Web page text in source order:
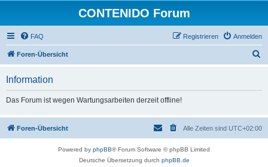
CONTENIDO Forum
FAQ Anmelden
Registrieren
Foren-Übersicht
Information
Das Forum ist wegen Wartungsarbeiten derzeit offline!
Foren-Übersicht Alle Zeiten sind UTC+02:00
Powered by phpBB® Forum Software © phpBB Limited
Deutsche Übersetzung durch phpBB.de